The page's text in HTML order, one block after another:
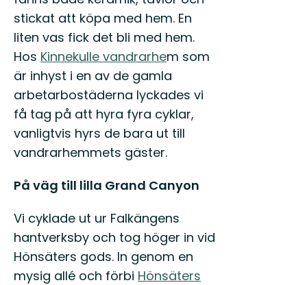
stickat att köpa med hem. En
liten vas fick det bli med hem.
Hos Kinnekulle vandrarhem som
är inhyst i en av de gamla
arbetarbostäderna lyckades vi
få tag på att hyra fyra cyklar,
vanligtvis hyrs de bara ut till
vandrarhemmets gäster.
På väg till lilla Grand Canyon
Vi cyklade ut ur Falkängens
hantverksby och tog höger in vid
Hönsäters gods. In genom en
mysig allé och förbi Hönsäters